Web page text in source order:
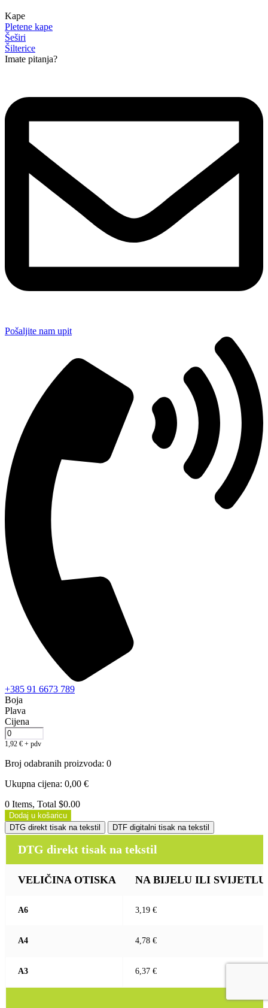
Kape
Pletene kape
Šeširi
Šilterice
Imate pitanja?
Pošaljite nam upit
+385 91 6673 789
Boja
Plava
Cijena
1,92 € + pdv
Broj odabranih proizvoda: 0
Ukupna cijena: 0,00 €
0 Items, Total $0.00
Dodaj u košaricu
DTG direkt tisak na tekstil
DTF digitalni tisak na tekstil
DTG direkt tisak na tekstil
VELIČINA OTISKA NA BIJELU ILI SVIJETLU
A6 3,19 €
A4 4,78 €
A3 6,37 €